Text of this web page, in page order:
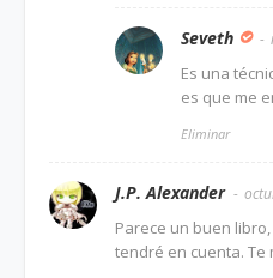
Seveth
Es una
es que me
Eliminar
J.P. Alexander
Parece un buen
tendré en cuenta. Te